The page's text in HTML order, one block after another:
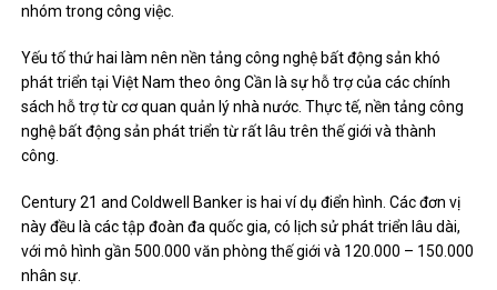
nhóm trong công việc.
Yếu tố thứ hai làm nên nền tảng công nghệ bất động sản khó
phát triển tại Việt Nam theo ông Cần là sự hỗ trợ của các chính
sách hỗ trợ từ cơ quan quản lý nhà nước. Thực tế, nền tảng công
nghệ bất động sản phát triển từ rất lâu trên thế giới và thành
công.
Century 21 and Coldwell Banker is hai ví dụ điển hình. Các đơn vị
này đều là các tập đoàn đa quốc gia, có lịch sử phát triển lâu dài,
với mô hình gần 500.000 văn phòng thế giới và 120.000 – 150.000
nhân sự.